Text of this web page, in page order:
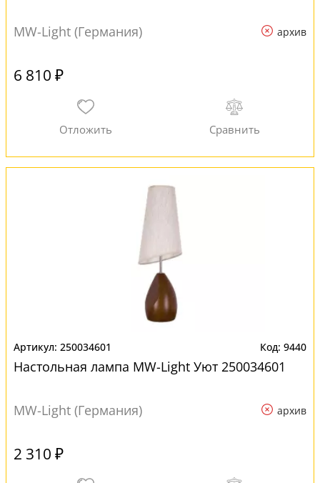
MW-Light (Германия) архив
6 810 ₽
250034601 9440
Настольная лампа MW-Light Уют 250034601
MW-Light (Германия) архив
2 310 ₽